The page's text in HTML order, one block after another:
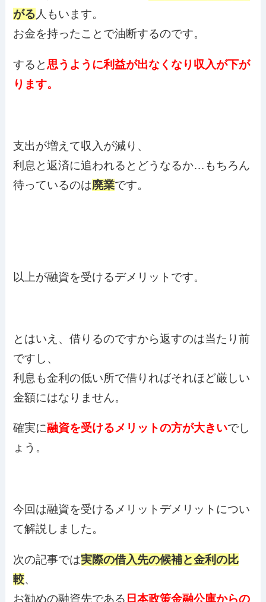
がる 人もいます。
お金を持ったことで油断するのです。
すると 思うように利益が出なくなり収入が下が
ります。
支出が増えて収入が減り、
利息と返済に追われるとどうなるか…もちろん
待っているのは廃業です。
以上が融資を受けるデメリットです。
とはいえ、借りるのですから返すのは当たり前
ですし、
利息も金利の低い所で借りればそれほど厳しい
金額にはなりません。
確実に融資を受けるメリットの方が大きいでし
ょう。
今回は融資を受けるメリットデメリットについ
て解説しました。
次の記事では実際の借入先の候補と金利の比
較、
お勧めの融資先である 日本政策金融公庫からの